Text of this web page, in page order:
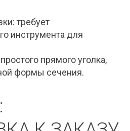
требует
инструмента для
прямого уголка,
формы сечения.